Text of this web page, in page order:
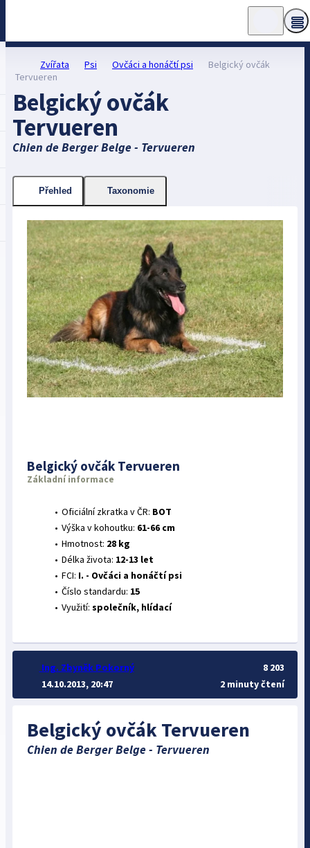
Zvířata Psi Ovčáci a honáčtí psi
Belgický ovčák
Tervueren
Belgický ovčák
Tervueren
Chien de Berger Belge - Tervueren
Belgický ovčák Tervueren
Chien de Berger Belge - Tervueren
Přehled Taxonomie
Belgický ovčák Tervueren
Základní informace
Oficiální zkratka v ČR: BOT
Výška v kohoutku: 61-66 cm
Hmotnost: 28 kg
Délka života: 12-13 let
FCI: I. - Ovčáci a honáčtí psi
Číslo standardu: 15
Využití: společník, hlídací
Ing. Zbyněk Pokorný
14.10.2013, 20:47
8 203
2 minuty čtení